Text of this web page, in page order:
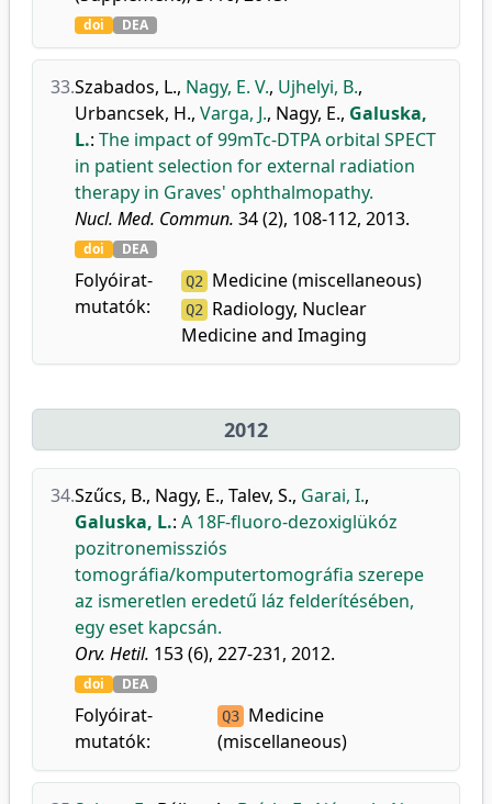
doi DEA
33.Szabados, L., Nagy, E. V., Ujhelyi, B.,
Urbancsek, H., Varga, J., Nagy, E., Galuska,
L.: The impact of 99mTc-DTPA orbital SPECT
in patient selection for external radiation
therapy in Graves' ophthalmopathy.
Nucl. Med. Commun. 34 (2), 108-112, 2013.
doi DEA
Folyóirat-
mutatók:
Q2 Medicine (miscellaneous)
Q2
Radiology, Nuclear
Medicine and Imaging
2012
34.Szűcs, B., Nagy, E., Talev, S., Garai, I.,
Galuska, L.: A 18F-fluoro-dezoxiglükóz
pozitronemissziós
tomográfia/komputertomográfia szerepe
az ismeretlen eredetű láz felderítésében,
egy eset kapcsán.
Orv. Hetil. 153 (6), 227-231, 2012.
doi DEA
Folyóirat-
mutatók:
Q3 Medicine
(miscellaneous)